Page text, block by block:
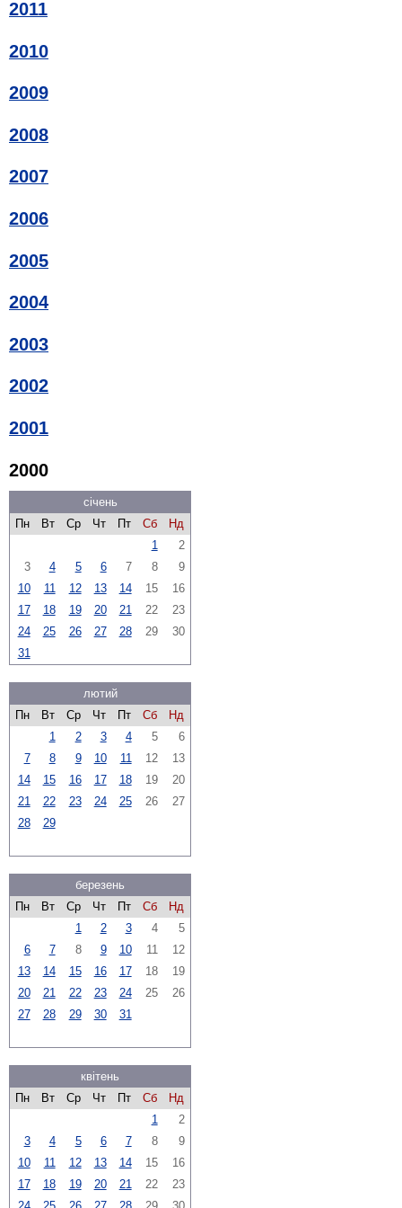
2011
2010
2009
2008
2007
2006
2005
2004
2003
2002
2001
2000
січень
Пн
Вт Ср Чт Пт Сб
Нд
1
2
3
4 5 6 7 8
9
10
11 12 13 14 15
16
17
18 19 20 21 22
23
24
25 26 27 28 29
30
31
лютий
Пн
Вт Ср Чт Пт Сб
Нд
1
2 3 4 5
6
7
8 9 10 11 12
13
14
15 16 17 18 19
20
21
22 23 24 25 26
27
28
29
березень
Пн
Вт Ср Чт Пт Сб
Нд
1
2 3 4
5
6
7 8 9 10 11
12
13
14 15 16 17 18
19
20
21 22 23 24 25
26
27
28 29 30 31
квітень
Пн
Вт Ср Чт Пт Сб
Нд
1
2
3
4 5 6 7 8
9
10
11 12 13 14 15
16
17
18 19 20 21 22
23